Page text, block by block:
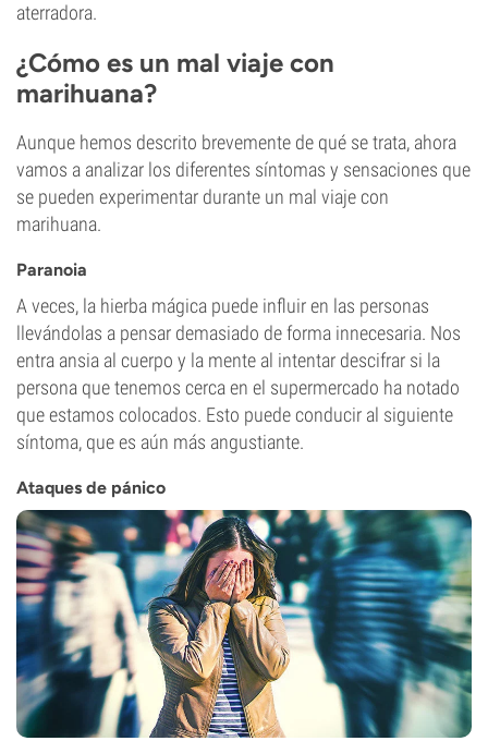
aterradora.
¿Cómo es un mal viaje con
marihuana?
Aunque hemos descrito brevemente de qué se trata, ahora
vamos a analizar los diferentes síntomas y sensaciones que
se pueden experimentar durante un mal viaje con
marihuana.
Paranoia
A veces, la hierba mágica puede influir en las personas
llevándolas a pensar demasiado de forma innecesaria. Nos
entra ansia al cuerpo y la mente al intentar descifrar si la
persona que tenemos cerca en el supermercado ha notado
que estamos colocados. Esto puede conducir al siguiente
síntoma, que es aún más angustiante.
Ataques de pánico